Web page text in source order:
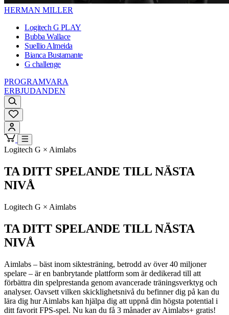
HERMAN MILLER
Logitech G PLAY
Bubba Wallace
Suellio Almeida
Bianca Bustamante
G challenge
PROGRAMVARA
ERBJUDANDEN
Logitech G × Aimlabs
TA DITT SPELANDE TILL NÄSTA
NIVÅ
Logitech G × Aimlabs
TA DITT SPELANDE TILL NÄSTA
NIVÅ
Aimlabs – bäst inom siktesträning, betrodd av över 40 miljoner
spelare – är en banbrytande plattform som är dedikerad till att
förbättra din spelprestanda genom avancerade träningsverktyg och
analyser. Oavsett vilken skicklighetsnivå du befinner dig på kan du
lära dig hur Aimlabs kan hjälpa dig att uppnå din högsta potential i
ditt favorit FPS-spel. Nu kan du få 3 månader av Aimlabs+ gratis!